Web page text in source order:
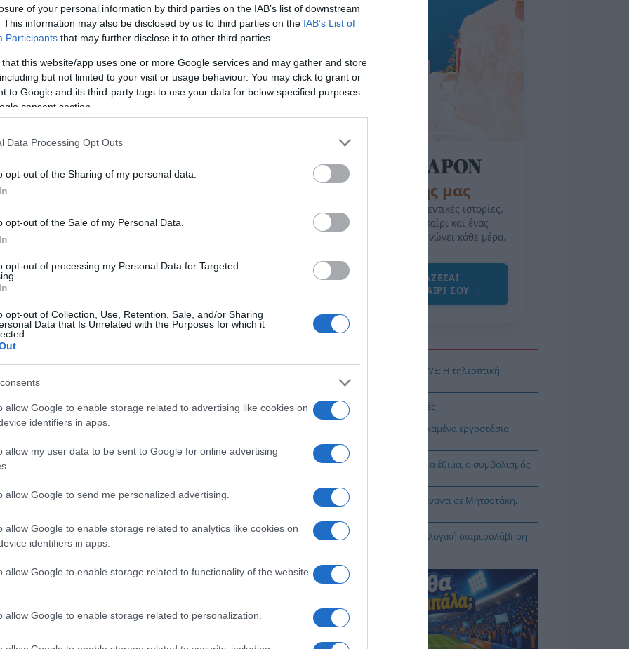
of your personal information by third parties on the IAB’s list of downstream
This information may also be disclosed by us to third parties on the IAB’s List of
Participants that may further disclose it to other third parties.
that this website/app uses one or more Google services and may gather and store
but not limited to your visit or usage behaviour. You may click to grant or
to Google and its third-party tags to use your data for below specified purposes
consent section.
Data Processing Opt Outs
opt-out of the Sharing of my personal data.
opt-out of the Sale of my Personal Data.
opt-out of processing my Personal Data for Targeted
opt-out of Collection, Use, Retention, Sale, and/or Sharing
Data that Is Unrelated with the Purposes for which it
allow Google to enable storage related to advertising like cookies on
identifiers in apps.
allow my user data to be sent to Google for online advertising
allow Google to send me personalized advertising.
allow Google to enable storage related to analytics like cookies on
identifiers in apps.
allow Google to enable storage related to functionality of the website
allow Google to enable storage related to personalization.
τα οποία κινούνται στα δεξιά της Νέας Δημοκρατίας,
και εκλογικό πρόβλημα για την ιστορική παράταξη της
πολιτικό χώρο έχει προστεθεί μέχρι τις εκλογές και
και πρώην προέδρου της Νέας Δημοκρατίας Αντώνη
θα πολλαπλασιαστεί σε επικίνδυνο βαθμό.
EUROKINISSI
εργοστάσια ανακύκλωσης
της Ζωής μας
Οι άνθρωποι, οι αυθεντικές ιστορίες,
το ελληνικό καλοκαίρι και ένας
πολιτισμός που μας ενώνει κάθε μέρα.
ΌΣΑ ΧΡΕΙΆΖΕΣΑΙ
ΓΙΑ ΤΟ ΚΑΛΟΚΑΊΡΙ ΣΟΥ →
Παναθηναϊκός – ΤΣΣΚΑ 1948 LIVE: Η τηλεοπτική
μετάδοση του αγώνα (ΣΚΑΪ)
Κίνδυνος-θάνατος οι σκαλωσιές
Όλοι βλέπουν τι γίνεται με τα καμένα εργοστάσια
ανακύκλωσης
Μεταμόρφωση του Σωτήρος: Τα έθιμα, ο συμβολισμός
Σε Συμπληγάδες το ΠΑΣΟΚ απέναντι σε Μητσοτάκη,
«Μία κάποια λύσις» η κτηματολογική διαμεσολάβηση –